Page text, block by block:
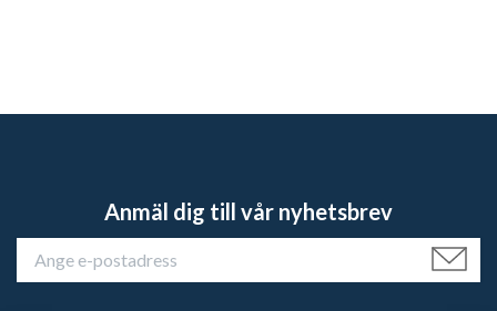
Anmäl dig till vår nyhetsbrev